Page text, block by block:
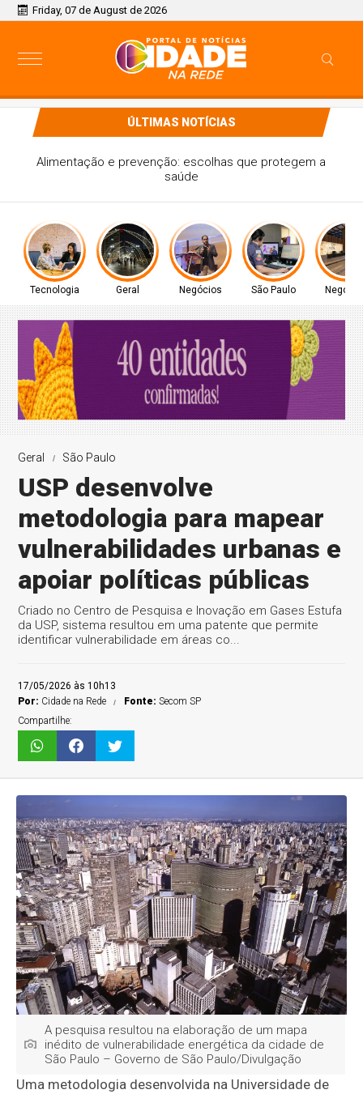
Friday, 07 de August de 2026
ÚLTIMAS NOTÍCIAS
Estado de São Paulo confirma caso de gripe aviária em
marreco no Parque Ibirapuera, na Zona Sul da capital
Tecnologia Geral Negócios São Paulo
Geral São Paulo
USP desenvolve
metodologia para mapear
vulnerabilidades urbanas e
apoiar políticas públicas
Criado no Centro de Pesquisa e Inovação em Gases Estufa
da USP, sistema resultou em uma patente que permite
identificar vulnerabilidade em áreas co...
17/05/2026 às 10h13
Por: Cidade na Rede Fonte:Secom SP
Compartilhe:
A pesquisa resultou na elaboração de um mapa
inédito de vulnerabilidade energética da cidade de
São Paulo – Governo de São Paulo/Divulgação
Uma metodologia desenvolvida na Universidade de